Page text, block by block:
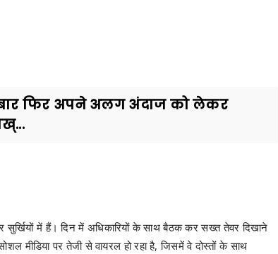
बार फिर अपने अलग अंदाज को लेकर
में हैं। दिन में अधिकारियों के साथ बैठक कर सख्त तेवर दिखाने
मीडिया पर तेजी से वायरल हो रहा है, जिसमें वे दोस्तों के साथ